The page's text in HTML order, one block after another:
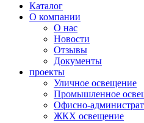
Каталог
О компании
О нас
Новости
Отзывы
Документы
проекты
Уличное освещение
Промышленное
Офисно-
ЖКХ освещение